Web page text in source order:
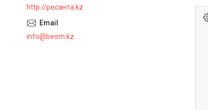
http://ресанта.kz
info@beom.kz